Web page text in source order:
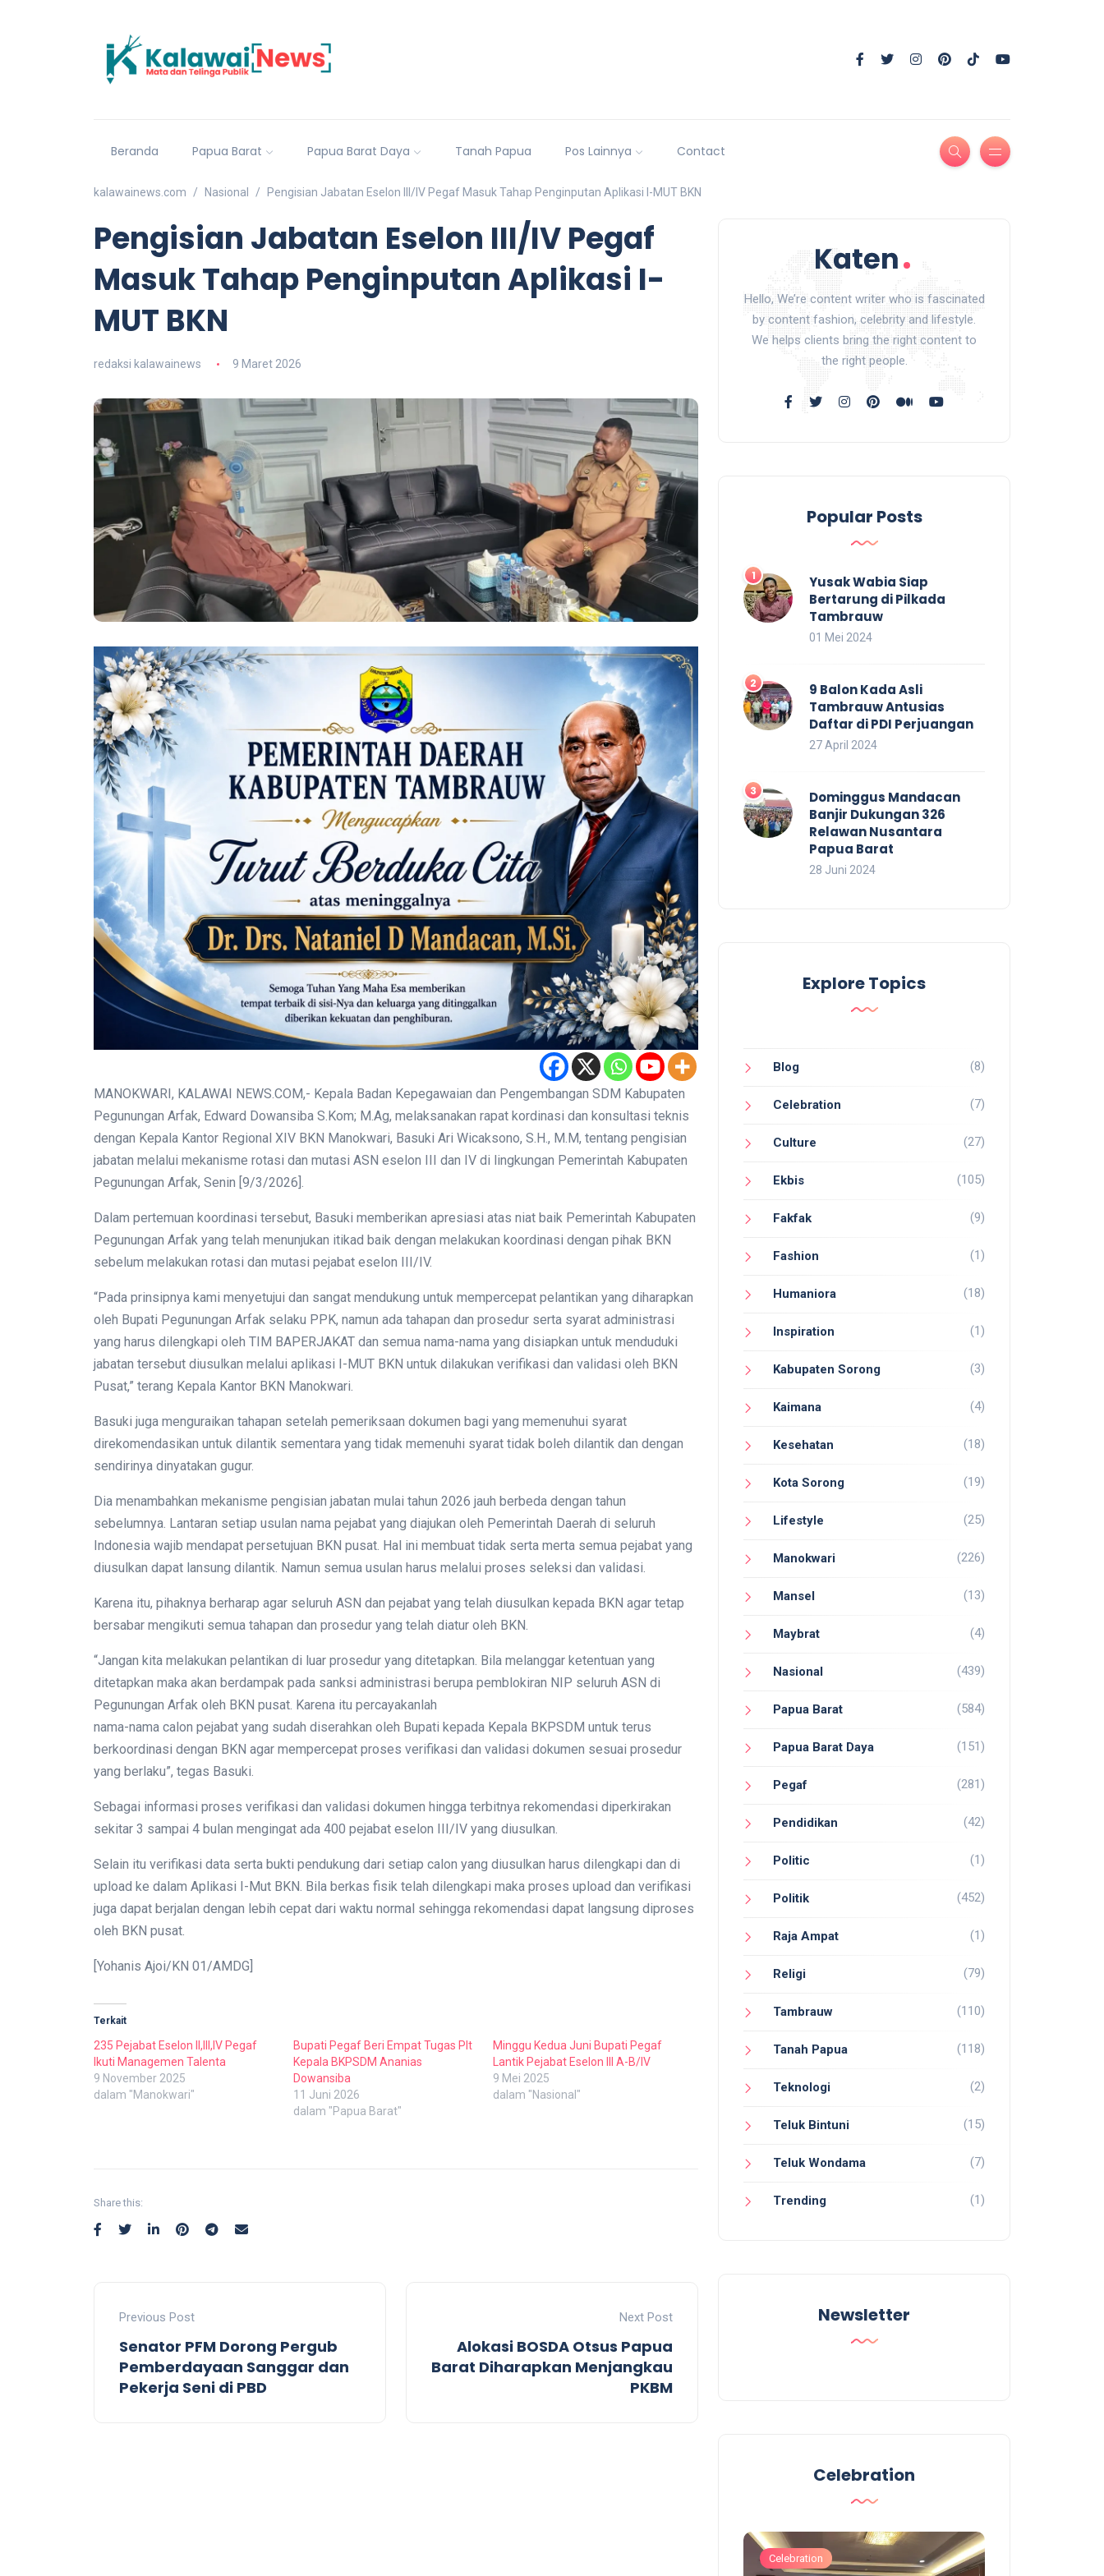
Beranda Papua Barat Papua Barat Daya Tanah Papua Pos Lainnya Contact
kalawainews.com Nasional Pengisian Jabatan Eselon III/IV Pegaf Masuk Tahap Penginputan Aplikasi I-MUT BKN
Pengisian Jabatan Eselon III/IV Pegaf
Masuk Tahap Penginputan Aplikasi I-
MUT BKN
redaksi kalawainews 9 Maret 2026
MANOKWARI, KALAWAI NEWS.COM,- Kepala Badan Kepegawaian dan Pengembangan SDM Kabupaten
Pegunungan Arfak, Edward Dowansiba S.Kom; M.Ag, melaksanakan rapat kordinasi dan konsultasi teknis
dengan Kepala Kantor Regional XIV BKN Manokwari, Basuki Ari Wicaksono, S.H., M.M, tentang pengisian
jabatan melalui mekanisme rotasi dan mutasi ASN eselon III dan IV di lingkungan Pemerintah Kabupaten
Pegunungan Arfak, Senin [9/3/2026].
Dalam pertemuan koordinasi tersebut, Basuki memberikan apresiasi atas niat baik Pemerintah Kabupaten
Pegunungan Arfak yang telah menunjukan itikad baik dengan melakukan koordinasi dengan pihak BKN
sebelum melakukan rotasi dan mutasi pejabat eselon III/IV.
“Pada prinsipnya kami menyetujui dan sangat mendukung untuk mempercepat pelantikan yang diharapkan
oleh Bupati Pegunungan Arfak selaku PPK, namun ada tahapan dan prosedur serta syarat administrasi
yang harus dilengkapi oleh TIM BAPERJAKAT dan semua nama-nama yang disiapkan untuk menduduki
jabatan tersebut diusulkan melalui aplikasi I-MUT BKN untuk dilakukan verifikasi dan validasi oleh BKN
Pusat,” terang Kepala Kantor BKN Manokwari.
Basuki juga menguraikan tahapan setelah pemeriksaan dokumen bagi yang memenuhui syarat
direkomendasikan untuk dilantik sementara yang tidak memenuhi syarat tidak boleh dilantik dan dengan
sendirinya dinyatakan gugur.
Dia menambahkan mekanisme pengisian jabatan mulai tahun 2026 jauh berbeda dengan tahun
sebelumnya. Lantaran setiap usulan nama pejabat yang diajukan oleh Pemerintah Daerah di seluruh
Indonesia wajib mendapat persetujuan BKN pusat. Hal ini membuat tidak serta merta semua pejabat yang
diusulkan dapat lansung dilantik. Namun semua usulan harus melalui proses seleksi dan validasi.
Karena itu, pihaknya berharap agar seluruh ASN dan pejabat yang telah diusulkan kepada BKN agar tetap
bersabar mengikuti semua tahapan dan prosedur yang telah diatur oleh BKN.
“Jangan kita melakukan pelantikan di luar prosedur yang ditetapkan. Bila melanggar ketentuan yang
ditetapkan maka akan berdampak pada sanksi administrasi berupa pemblokiran NIP seluruh ASN di
Pegunungan Arfak oleh BKN pusat. Karena itu percayakanlah
nama-nama calon pejabat yang sudah diserahkan oleh Bupati kepada Kepala BKPSDM untuk terus
berkoordinasi dengan BKN agar mempercepat proses verifikasi dan validasi dokumen sesuai prosedur
yang berlaku”, tegas Basuki.
Sebagai informasi proses verifikasi dan validasi dokumen hingga terbitnya rekomendasi diperkirakan
sekitar 3 sampai 4 bulan mengingat ada 400 pejabat eselon III/IV yang diusulkan.
Selain itu verifikasi data serta bukti pendukung dari setiap calon yang diusulkan harus dilengkapi dan di
upload ke dalam Aplikasi I-Mut BKN. Bila berkas fisik telah dilengkapi maka proses upload dan verifikasi
juga dapat berjalan dengan lebih cepat dari waktu normal sehingga rekomendasi dapat langsung diproses
oleh BKN pusat.
[Yohanis Ajoi/KN 01/AMDG]
Terkait
235 Pejabat Eselon II,III,IV Pegaf
Ikuti Managemen Talenta
9 November 2025
dalam "Manokwari"
Bupati Pegaf Beri Empat Tugas Plt
Kepala BKPSDM Ananias
Dowansiba
11 Juni 2026
dalam "Papua Barat"
Minggu Kedua Juni Bupati Pegaf
Lantik Pejabat Eselon III A-B/IV
9 Mei 2025
dalam "Nasional"
Share this:
Previous Post
Senator PFM Dorong Pergub
Pemberdayaan Sanggar dan
Pekerja Seni di PBD
Next Post
Alokasi BOSDA Otsus Papua
Barat Diharapkan Menjangkau
PKBM
Hello, We’re content writer who is fascinated
by content fashion, celebrity and lifestyle.
We helps clients bring the right content to
the right people.
Popular Posts
Yusak Wabia Siap
Bertarung di Pilkada
Tambrauw
01 Mei 2024
9 Balon Kada Asli
Tambrauw Antusias
Daftar di PDI Perjuangan
27 April 2024
Dominggus Mandacan
Banjir Dukungan 326
Relawan Nusantara
Papua Barat
28 Juni 2024
Explore Topics
Blog (8)
Celebration (7)
Culture (27)
Ekbis (105)
Fakfak (9)
Fashion (1)
Humaniora (18)
Inspiration (1)
Kabupaten Sorong (3)
Kaimana (4)
Kesehatan (18)
Kota Sorong (19)
Lifestyle (25)
Manokwari (226)
Mansel (13)
Maybrat (4)
Nasional (439)
Papua Barat (584)
Papua Barat Daya (151)
Pegaf (281)
Pendidikan (42)
Politic (1)
Politik (452)
Raja Ampat (1)
Religi (79)
Tambrauw (110)
Tanah Papua (118)
Teknologi (2)
Teluk Bintuni (15)
Teluk Wondama (7)
Trending (1)
Newsletter
Celebration
Celebration